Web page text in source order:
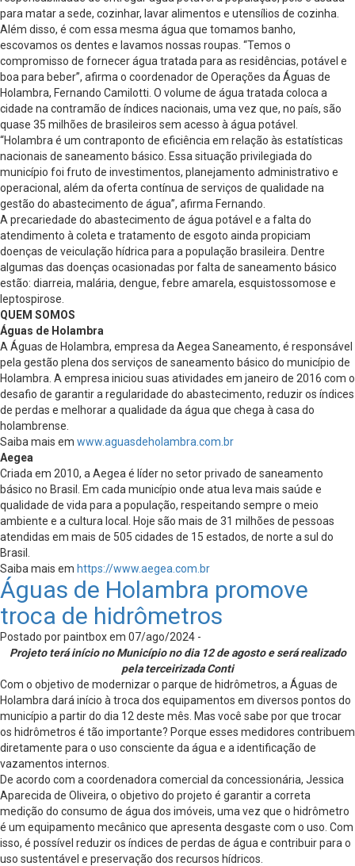
para matar a sede, cozinhar, lavar alimentos e utensílios de cozinha.
Além disso, é com essa mesma água que tomamos banho,
escovamos os dentes e lavamos nossas roupas. “Temos o
compromisso de fornecer água tratada para as residências, potável e
boa para beber”, afirma o coordenador de Operações da Águas de
Holambra, Fernando Camilotti. O volume de água tratada coloca a
cidade na contramão de índices nacionais, uma vez que, no país, são
quase 35 milhões de brasileiros sem acesso à água potável.
“Holambra é um contraponto de eficiência em relação às estatísticas
nacionais de saneamento básico. Essa situação privilegiada do
município foi fruto de investimentos, planejamento administrativo e
operacional, além da oferta contínua de serviços de qualidade na
gestão do abastecimento de água”, afirma Fernando.
A precariedade do abastecimento de água potável e a falta do
atendimento à coleta e tratamento de esgoto ainda propiciam
doenças de veiculação hídrica para a população brasileira. Dentre
algumas das doenças ocasionadas por falta de saneamento básico
estão: diarreia, malária, dengue, febre amarela, esquistossomose e
leptospirose.
QUEM SOMOS
Águas de Holambra
A Águas de Holambra, empresa da Aegea Saneamento, é responsável
pela gestão plena dos serviços de saneamento básico do município de
Holambra. A empresa iniciou suas atividades em janeiro de 2016 com o
desafio de garantir a regularidade do abastecimento, reduzir os índices
de perdas e melhorar a qualidade da água que chega à casa do
holambrense.
Saiba mais em www.aguasdeholambra.com.br
Aegea
Criada em 2010, a Aegea é líder no setor privado de saneamento
básico no Brasil. Em cada município onde atua leva mais saúde e
qualidade de vida para a população, respeitando sempre o meio
ambiente e a cultura local. Hoje são mais de 31 milhões de pessoas
atendidas em mais de 505 cidades de 15 estados, de norte a sul do
Brasil.
Saiba mais em https://www.aegea.com.br
Águas de Holambra promove
troca de hidrômetros
Postado por paintbox em 07/ago/2024 -
Projeto terá início no Município no dia 12 de agosto e será realizado
pela terceirizada Conti
Com o objetivo de modernizar o parque de hidrômetros, a Águas de
Holambra dará início à troca dos equipamentos em diversos pontos do
município a partir do dia 12 deste mês. Mas você sabe por que trocar
os hidrômetros é tão importante? Porque esses medidores contribuem
diretamente para o uso consciente da água e a identificação de
vazamentos internos.
De acordo com a coordenadora comercial da concessionária, Jessica
Aparecida de Oliveira, o objetivo do projeto é garantir a correta
medição do consumo de água dos imóveis, uma vez que o hidrômetro
é um equipamento mecânico que apresenta desgaste com o uso. Com
isso, é possível reduzir os índices de perdas de água e contribuir para o
uso sustentável e preservação dos recursos hídricos.